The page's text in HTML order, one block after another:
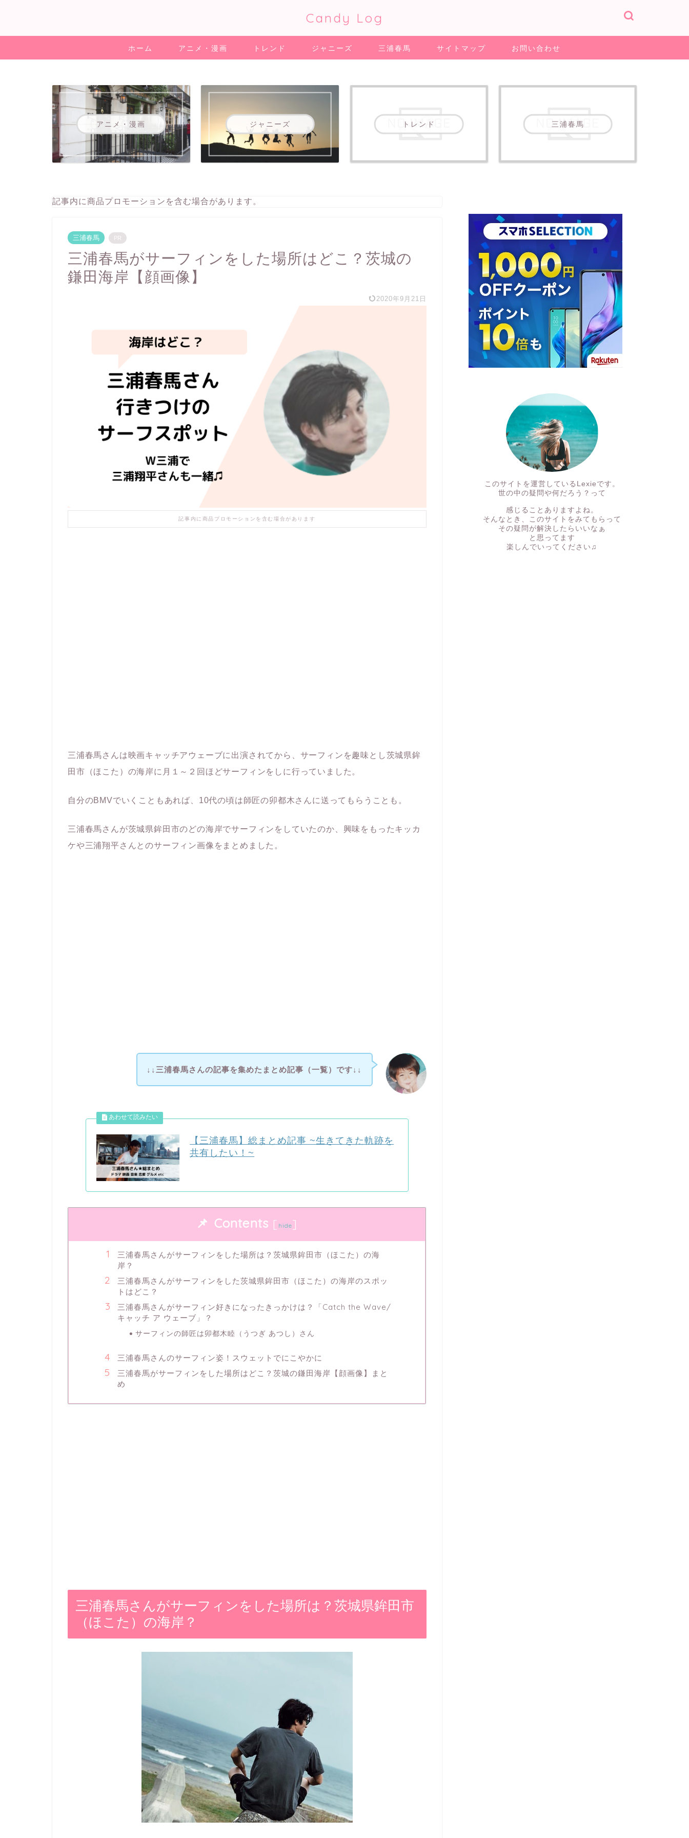
Candy Log
ホーム アニメ・漫画 トレンド ジャニーズ 三浦春馬 サイトマップ お問い合わせ
アニメ・漫画 ジャニーズ トレンド 三浦春馬
記事内に商品プロモーションを含む場合があります。
三浦春馬 PR
三浦春馬がサーフィンをした場所はどこ？茨城の
鎌田海岸【顔画像】
2020年9月21日
記事内に商品プロモーションを含む場合があります
三浦春馬さんは映画キャッチアウェーブに出演されてから、サーフィンを趣味とし茨城県鉾
田市（ほこた）の海岸に月１～２回ほどサーフィンをしに行っていました。
自分のBMVでいくこともあれば、10代の頃は師匠の卯都木さんに送ってもらうことも。
三浦春馬さんが茨城県鉾田市のどの海岸でサーフィンをしていたのか、興味をもったキッカ
ケや三浦翔平さんとのサーフィン画像をまとめました。
↓↓三浦春馬さんの記事を集めたまとめ記事（一覧）です↓↓
【三浦春馬】総まとめ記事 ~生きてきた軌跡を
共有したい！~
Contents [ hide]
三浦春馬さんがサーフィンをした場所は？茨城県鉾田市（ほこた）の海
岸？
三浦春馬さんがサーフィンをした茨城県鉾田市（ほこた）の海岸のスポッ
トはどこ？
三浦春馬さんがサーフィン好きになったきっかけは？「Catch the Wave/
キャッチ ア ウェーブ」？
サーフィンの師匠は卯都木睦（うつぎ あつし）さん
三浦春馬さんのサーフィン姿！スウェットでにこやかに
三浦春馬がサーフィンをした場所はどこ？茨城の鎌田海岸【顔画像】まと
め
三浦春馬さんがサーフィンをした場所は？茨城県鉾田市
（ほこた）の海岸？
このサイトを運営しているLexieです。
世の中の疑問や何だろう？って
感じることありますよね。
そんなとき、このサイトをみてもらって
その疑問が解決したらいいなぁ
と思ってます
楽しんでいってください♫